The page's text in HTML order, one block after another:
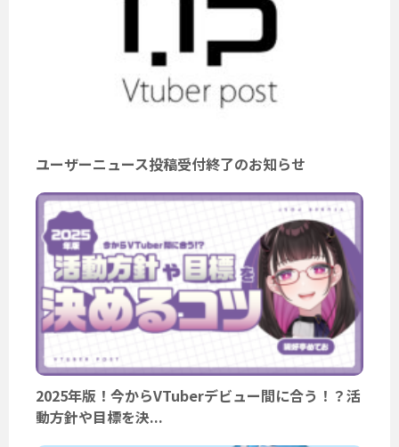
ユーザーニュース投稿受付終了のお知らせ
2025年版！今からVTuberデビュー間に合う！？活
動方針や目標を決...